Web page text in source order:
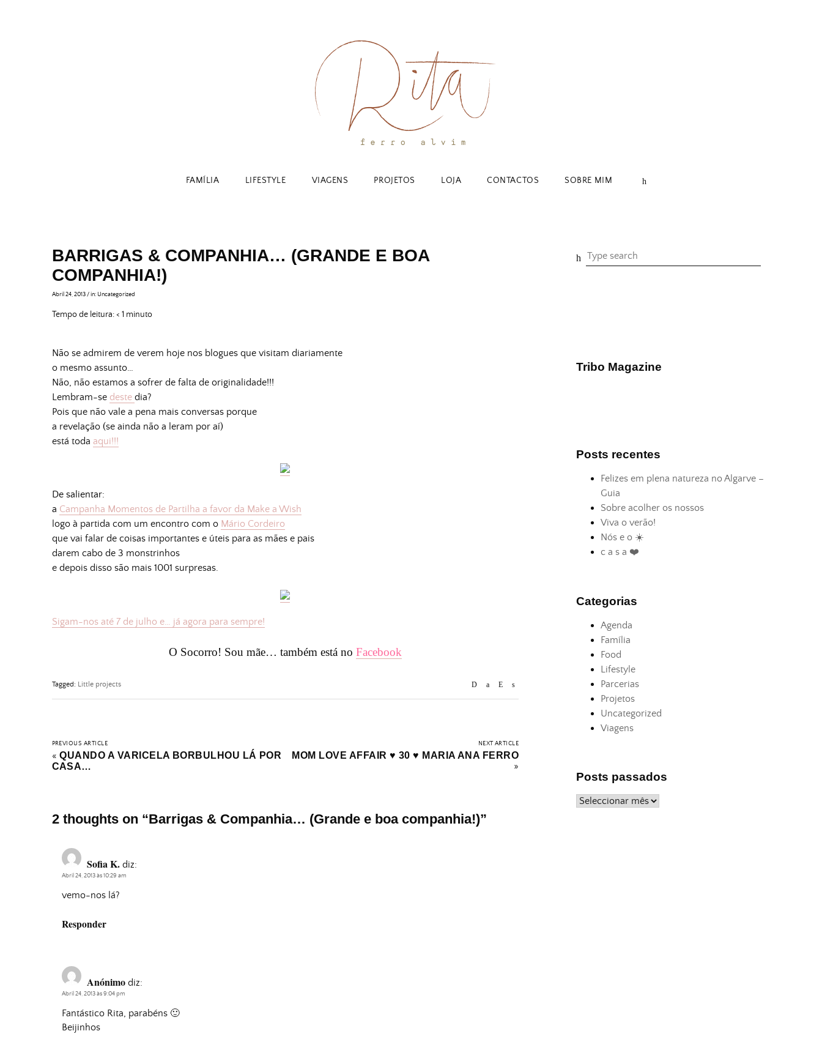
FAMÍLIA LIFESTYLE VIAGENS PROJETOS LOJA CONTACTOS SOBRE MIM
BARRIGAS & COMPANHIA… (GRANDE E BOA
COMPANHIA!)
Abril 24, 2013/in: Uncategorized
Tempo de leitura:< 1 minuto
Não se admirem de verem hoje nos blogues que visitam diariamente
o mesmo assunto…
Não, não estamos a sofrer de falta de originalidade!!!
Lembram-se deste dia?
Pois que não vale a pena mais conversas porque
a revelação (se ainda não a leram por aí)
está toda aqui!!!
De salientar:
a Campanha Momentos de Partilha a favor da Make a Wish
logo à partida com um encontro com o Mário Cordeiro
que vai falar de coisas importantes e úteis para as mães e pais
darem cabo de 3 monstrinhos
e depois disso são mais 1001 surpresas.
Sigam-nos até 7 de julho e… já agora para sempre!
O Socorro! Sou mãe… também está no Facebook
Tagged: Little projects
PREVIOUS ARTICLE
«QUANDO A VARICELA BORBULHOU LÁ POR
CASA…
NEXT ARTICLE
MOM LOVE AFFAIR ♥ 30 ♥ MARIA ANA FERRO
»
2 thoughts on “Barrigas & Companhia… (Grande e boa companhia!)”
Sofia K. diz:
Abril 24, 2013 às 10:29 am
vemo-nos lá?
Responder
Anónimo diz:
Abril 24, 2013 às 9:04 pm
Fantástico Rita, parabéns 🙂
Beijinhos
Tribo Magazine
Posts recentes
Felizes em plena natureza no Algarve –
Guia
Sobre acolher os nossos
Viva o verão!
Nós e o ☀️
c a s a ❤️
Categorias
Agenda
Família
Food
Lifestyle
Parcerias
Projetos
Uncategorized
Viagens
Posts passados
Posts